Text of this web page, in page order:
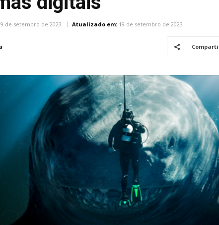
de setembro de 2023 Atualizado em: 19 de setembro de 2023